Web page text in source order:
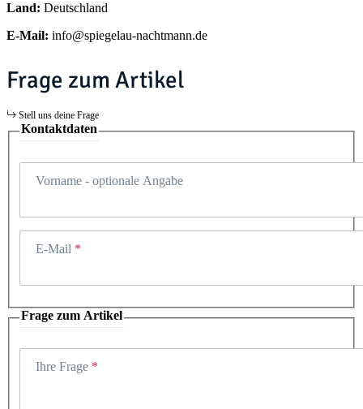
Land: Deutschland
E-Mail: info@spiegelau-nachtmann.de
Frage zum Artikel
Stell uns deine Frage
Kontaktdaten
Vorname - optionale Angabe
E-Mail
Frage zum Artikel
Ihre Frage